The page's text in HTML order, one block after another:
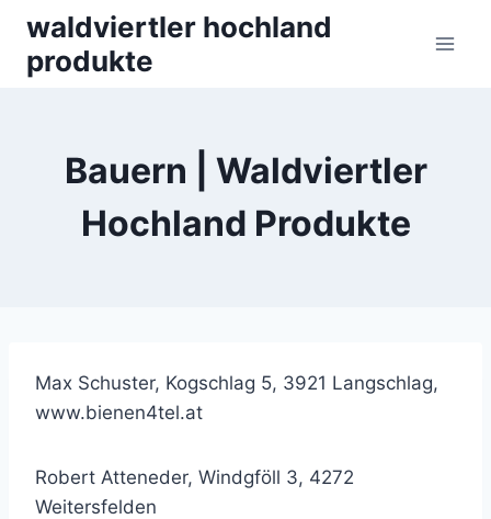
content
waldviertler hochland
produkte
Bauern | Waldviertler
Hochland Produkte
Max Schuster, Kogschlag 5, 3921 Langschlag,
www.bienen4tel.at
Robert Atteneder, Windgföll 3, 4272
Weitersfelden